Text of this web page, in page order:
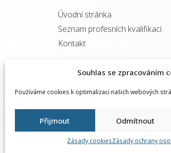
Souhlas se zpracováním
Používáme cookies k optimalizaci našich webových
Přijmout Odmítnout
Zásady cookiesZásady ochrany
Úvodní stránka
Seznam profesních kvalifikací
Kontakt